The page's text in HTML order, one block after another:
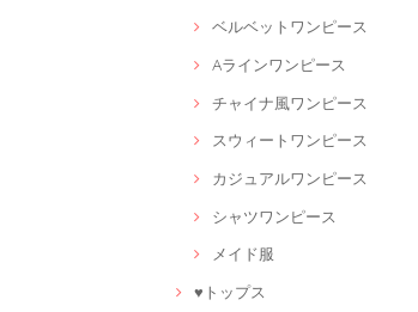
ベルベットワンピース
Aラインワンピース
チャイナ風ワンピース
スウィートワンピース
カジュアルワンピース
シャツワンピース
メイド服
♥トップス